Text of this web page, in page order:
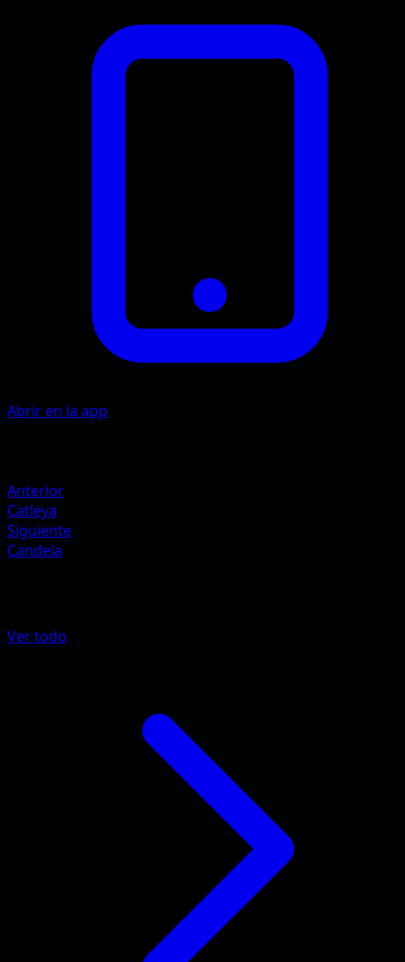
Abrir en la app
Anterior
Catleya
Siguiente
Candela
Ver todo